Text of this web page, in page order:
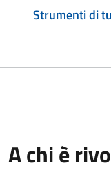
Strumenti di
A chi è